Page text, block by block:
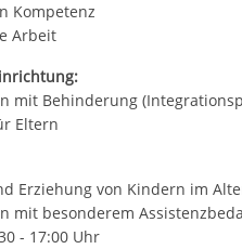
Kompetenz
Arbeit
mit Behinderung
Eltern
Erziehung von Kindern im
mit besonderem
- 17:00 Uhr